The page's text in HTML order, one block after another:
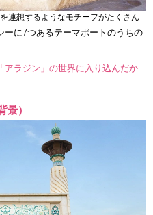
連想するようなモチーフがたくさん
ーに7つあるテーマポートのうちの
アラジン」の世界に入り込んだか
景）